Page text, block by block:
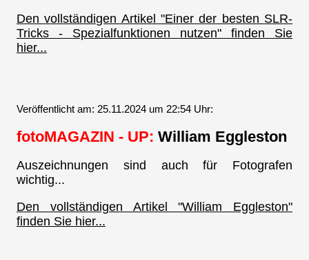
Den vollständigen Artikel "Einer der besten SLR-
Tricks - Spezialfunktionen nutzen" finden Sie
hier...
Veröffentlicht am: 25.11.2024 um 22:54 Uhr:
fotoMAGAZIN - UP: William Eggleston
Auszeichnungen sind auch für Fotografen
wichtig...
Den vollständigen Artikel "William Eggleston"
finden Sie hier...